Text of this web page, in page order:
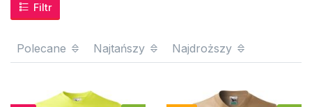
Filtr
Polecane Najtańszy Najdroższy